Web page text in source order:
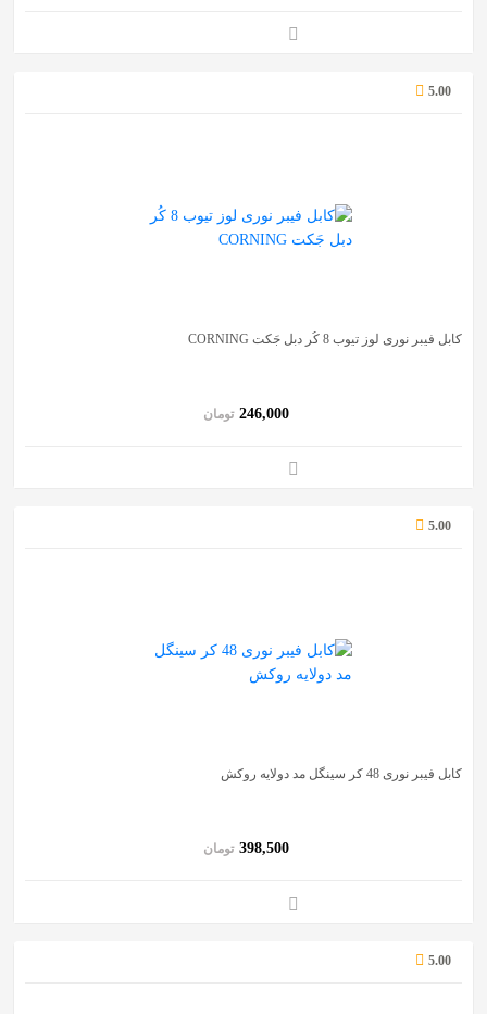
5.00
کابل فیبر نوری لوز تیوب 8 کُر دبل جَکت CORNING
تومان 246,000
5.00
کابل فیبر نوری 48 کر سینگل مد دولایه روکش
تومان 398,500
5.00